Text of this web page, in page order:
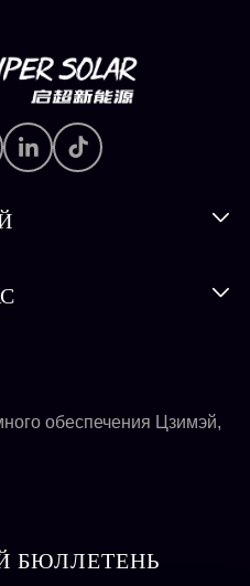
обеспечения Цзимэй,
БЮЛЛЕТЕНЬ